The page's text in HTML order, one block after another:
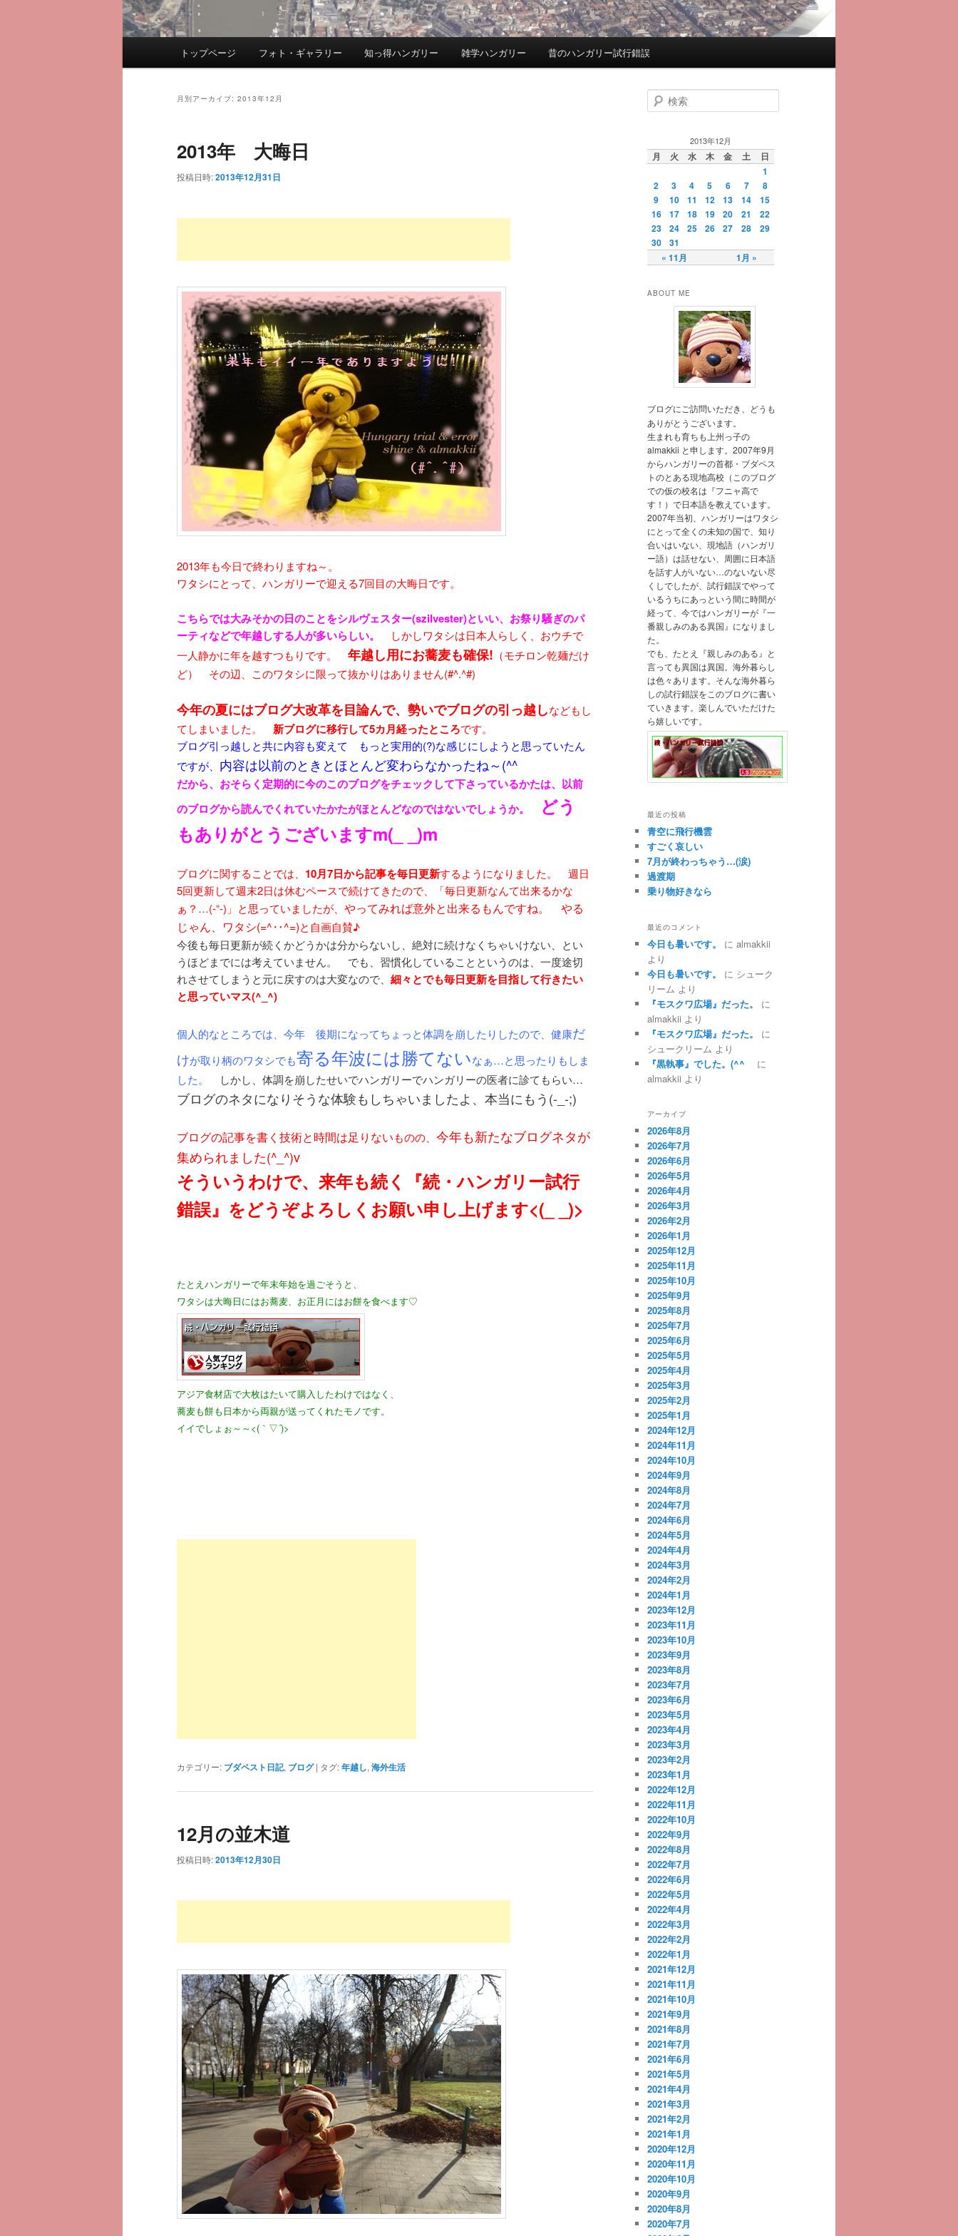
メ
コ
ン
ツ
へ
移
動
サ
ン
ツ
へ
移
動
トップページ フォト・ギャラリー 知っ得ハンガリー 雑学ハンガリー 昔のハンガリー試行錯誤
月別アーカイブ: 2013年12月
2013年 大晦日
投稿日時:2013年12月31日
2013年も今日で終わりますね～。
ワタシにとって、ハンガリーで迎える7回目の大晦日です。
こちらでは大みそかの日のことをシルヴェスター(szilvester)といい、お祭り騒ぎのパ
ーティなどで年越しする人が多いらしい。
しかしワタシは日本人らしく、おウチで
一人静かに年を越すつもりです。 年越し用にお蕎麦も確保! （モチロン乾麺だけ
ど） その辺、このワタシに限って抜かりはありません(#^.^#)
今年の夏にはブログ大改革を目論んで、勢いでブログの引っ越しなどもし
てしまいました。 新ブログに移行して5カ月経ったところです。
ブログ引っ越しと共に内容も変えて もっと実用的(?)な感じにしようと思っていたん
ですが、 内容は以前のときとほとんど変わらなかったね～(^^ゞ
だから、おそらく定期的に今のこのブログをチェックして下さっているかたは、以前
のブログから読んでくれていたかたがほとんどなのではないでしょうか。
どう
もありがとうございますm(_ _)m
ブログに関することでは、 10月7日から記事を毎日更新するようになりました。 週日
5回更新して週末2日は休むペースで続けてきたので、「毎日更新なんて出来るかな
ぁ？…(-“-)」と思っていましたが、 やってみれば意外と出来るもんですね。 やる
じゃん、ワタシ(=^‥^=)と自画自賛♪
今後も毎日更新が続くかどうかは分からないし、絶対に続けなくちゃいけない、とい
うほどまでには考えていません。 でも、習慣化していることというのは、一度途切
れさせてしまうと元に戻すのは大変なので、 細々とでも毎日更新を目指して行きたい
と思っていマス(^_^)
個人的なところでは、今年 後期になってちょっと体調を崩したりしたので、健康だ
けが取り柄のワタシでも寄る年波には勝てないなぁ…と思ったりもしま
した。
しかし、体調を崩したせいでハンガリーでハンガリーの医者に診てもらい…
ブログのネタになりそうな体験もしちゃいましたよ、本当にもう(-_-;)
ブログの記事を書く技術と時間は足りないものの、 今年も新たなブログネタが
集められました(^_^)v
そういうわけで、来年も続く『続・ハンガリー試行
錯誤』をどうぞよろしくお願い申し上げます<(_ _)>
たとえハンガリーで年末年始を過ごそうと、
ワタシは大晦日にはお蕎麦、お正月にはお餅を食べます♡
アジア食材店で大枚はたいて購入したわけではなく、
蕎麦も餅も日本から両親が送ってくれたモノです。
イイでしょぉ～～<(｀▽´)>
カテゴリー: ブダペスト日記, ブログ | タグ:年越し,海外生活
12月の並木道
投稿日時:2013年12月30日
検
索
2013年12月
月 火 水 木 金 土 日
« 11月 1月 »
1
2
3 4 5 6 7
8
9
10 11 12 13 14
15
16
17 18 19 20 21
22
23
24 25 26 27 28
29
30
31
ABOUT ME
ブログにご訪問いただき、どうも
ありがとうございます。
生まれも育ちも上州っ子の
almakkii と申します。2007年9月
からハンガリーの首都・ブダペス
トのとある現地高校（このブログ
での仮の校名は『フニャ高で
す！）で日本語を教えています。
2007年当初、ハンガリーはワタシ
にとって全くの未知の国で、知り
合いはいない、現地語（ハンガリ
ー語）は話せない、周囲に日本語
を話す人がいない…のないない尽
くしでしたが、試行錯誤でやって
いるうちにあっという間に時間が
経って、今ではハンガリーが『一
番親しみのある異国』になりまし
た。
でも、たとえ『親しみのある』と
言っても異国は異国。海外暮らし
は色々あります。そんな海外暮ら
しの試行錯誤をこのブログに書い
ていきます。楽しんでいただけた
ら嬉しいです。
最近の投稿
青空に飛行機雲
すごく哀しい
7月が終わっちゃう…(涙)
過渡期
乗り物好きなら
最近のコメント
今日も暑いです。 に almakkii
より
今日も暑いです。
に シューク
リーム より
『モスクワ広場』だった。
に
almakkii より
『モスクワ広場』だった。
に
シュークリーム より
『黒執事』でした。(^^ゞ
に
almakkii より
アーカイブ
2026年8月
2026年7月
2026年6月
2026年5月
2026年4月
2026年3月
2026年2月
2026年1月
2025年12月
2025年11月
2025年10月
2025年9月
2025年8月
2025年7月
2025年6月
2025年5月
2025年4月
2025年3月
2025年2月
2025年1月
2024年12月
2024年11月
2024年10月
2024年9月
2024年8月
2024年7月
2024年6月
2024年5月
2024年4月
2024年3月
2024年2月
2024年1月
2023年12月
2023年11月
2023年10月
2023年9月
2023年8月
2023年7月
2023年6月
2023年5月
2023年4月
2023年3月
2023年2月
2023年1月
2022年12月
2022年11月
2022年10月
2022年9月
2022年8月
2022年7月
2022年6月
2022年5月
2022年4月
2022年3月
2022年2月
2022年1月
2021年12月
2021年11月
2021年10月
2021年9月
2021年8月
2021年7月
2021年6月
2021年5月
2021年4月
2021年3月
2021年2月
2021年1月
2020年12月
2020年11月
2020年10月
2020年9月
2020年8月
2020年7月